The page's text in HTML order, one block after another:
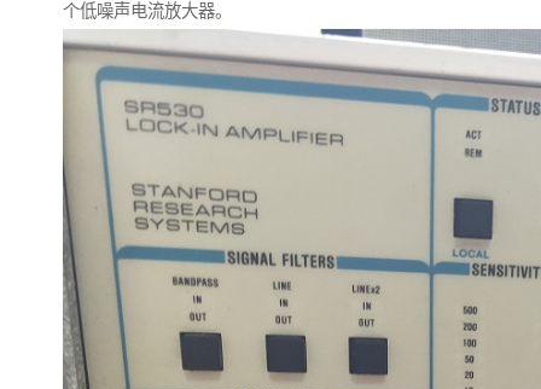
个低噪声电流放大器。